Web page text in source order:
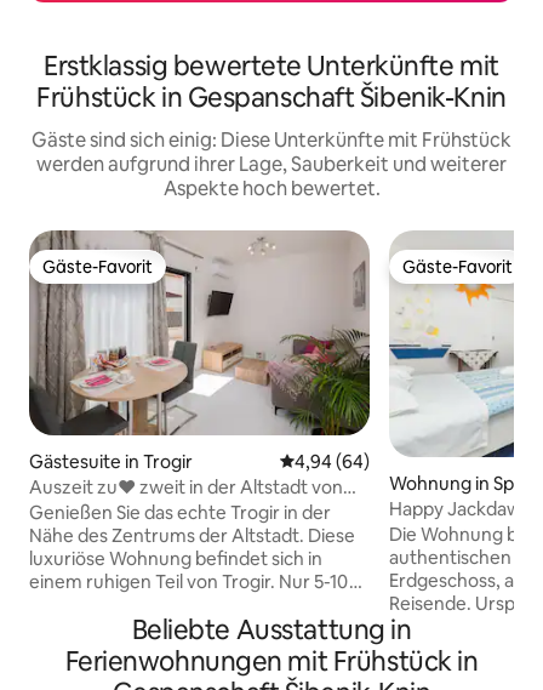
Erstklassig bewertete Unterkünfte mit
Frühstück in Gespanschaft Šibenik-Knin
Gäste sind sich einig: Diese Unterkünfte mit Frühstück
werden aufgrund ihrer Lage, Sauberkeit und weiterer
Aspekte hoch bewertet.
Gäste-Favorit
Gäste-Favorit
Gästesuite in Trogir Durchschnittliche Bewertung:
4,94 (64)
Auszeit zu♥ zweit in der Altstadt von
Trogir ♥
Genießen Sie das echte Trogir in der
Nähe des Zentrums der Altstadt. Diese
luxuriöse Wohnung befindet sich in
einem ruhigen Teil von Trogir. Nur 5-10
schönen Gebäuden aus der Glanzzeit
von Trogir zwischen dem 13. und 15.
Jahrhundert entfernt. Wenn du auf der
Gäste-Favorit
Gäste-Favorit
Wohnung in Split
Happy Jackdaw
Die Wohnung
authentischen
Erdgeschoss,
Reisende.
und viele Details
zentral
ausgestattete
Beliebte Ausstattung in
Ferienwohnungen mit Frühstück in